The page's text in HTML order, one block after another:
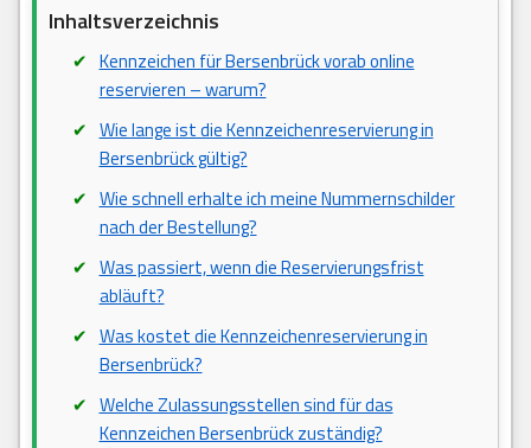
Inhaltsverzeichnis
Kennzeichen für Bersenbrück vorab online
reservieren – warum?
Wie lange ist die Kennzeichenreservierung in
Bersenbrück gültig?
Wie schnell erhalte ich meine Nummernschilder
nach der Bestellung?
Was passiert, wenn die Reservierungsfrist
abläuft?
Was kostet die Kennzeichenreservierung in
Bersenbrück?
Welche Zulassungsstellen sind für das
Kennzeichen Bersenbrück zuständig?